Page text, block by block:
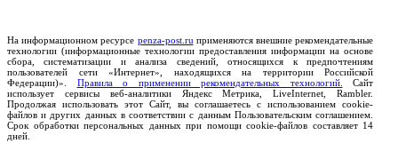
На информационном ресурсе penza-post.ru применяются внешние рекомендательные
технологии (информационные технологии предоставления информации на основе
сбора, систематизации и анализа сведений, относящихся к предпочтениям
пользователей сети «Интернет», находящихся на территории Российской
Федерации)». Правила о применении рекомендательных технологий.
Сайт
использует сервисы веб-аналитики Яндекс Метрика, LiveInternet, Rambler.
Продолжая использовать этот Сайт, вы соглашаетесь с использованием cookie-
файлов и других данных в соответствии с данным Пользовательским соглашением.
Срок обработки персональных данных при помощи cookie-файлов составляет 14
дней.